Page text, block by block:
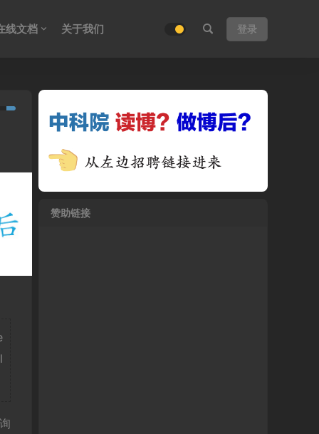
线文档 关于我们 登录
赞助链接